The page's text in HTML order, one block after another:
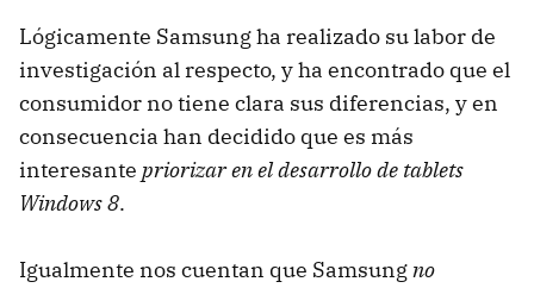
Lógicamente Samsung ha realizado su labor de
investigación al respecto, y ha encontrado que el
consumidor no tiene clara sus diferencias, y en
consecuencia han decidido que es más
interesante priorizar en el desarrollo de tablets
Windows 8.
Igualmente nos cuentan que Samsungno